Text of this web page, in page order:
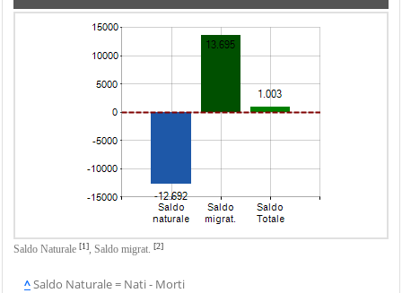
Saldo Naturale [1], Saldo migrat. [2]
^Saldo Naturale = Nati - Morti